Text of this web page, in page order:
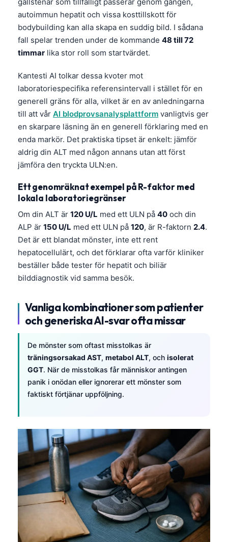
autoimmun hepatit och vissa kosttillskott för
bodybuilding kan alla skapa en suddig bild. I sådana
fall spelar trenden under de kommande 48 till 72
timmar lika stor roll som startvärdet.
Kantesti AI tolkar dessa kvoter mot
laboratoriespecifika referensintervall i stället för en
generell gräns för alla, vilket är en av anledningarna
till att vår AI blodprovsanalysplattform vanligtvis ger
en skarpare läsning än en generell förklaring med en
enda markör. Det praktiska tipset är enkelt: jämför
aldrig din ALT med någon annans utan att först
jämföra den tryckta ULN:en.
Ett genomräknat exempel på R-faktor med
lokala laboratoriegränser
Om din ALT är 120 U/L med ett ULN på 40 och din
ALP är 150 U/L med ett ULN på 120, är R-faktorn 2.4.
Det är ett blandat mönster, inte ett rent
hepatocellulärt, och det förklarar ofta varför kliniker
beställer både tester för hepatit och biliär
bilddiagnostik vid samma besök.
Vanliga kombinationer som patienter
och generiska AI-svar ofta missar
De mönster som oftast misstolkas är
träningsorsakad AST, metabol ALT, och isolerat
GGT. När de misstolkas får människor antingen
panik i onödan eller ignorerar ett mönster som
faktiskt förtjänar uppföljning.
Magyar
اردو
मराठी
తెలుగు
தமிழ்
ಕನ್ನಡ
മലയാളം
Bahasa Melayu
Tiếng Việt
Tagalog
ไทย
ភាសាខ្មែរ
Kiswahili
አማርኛ
Українська
O‘zbekcha
Català
Suomi
Hrvatski
Slovenčina
كوردی‎
پښتو
سنڌي
অসমীয়া
Galego
Latviešu valoda